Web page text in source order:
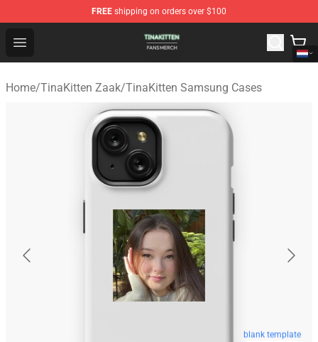
FREE shipping on orders over $100
Open menu
TinaKitten Shop - Official TinaKitten Merchandise Store
Home/TinaKitten Zaak/TinaKitten Samsung Cases
blank template